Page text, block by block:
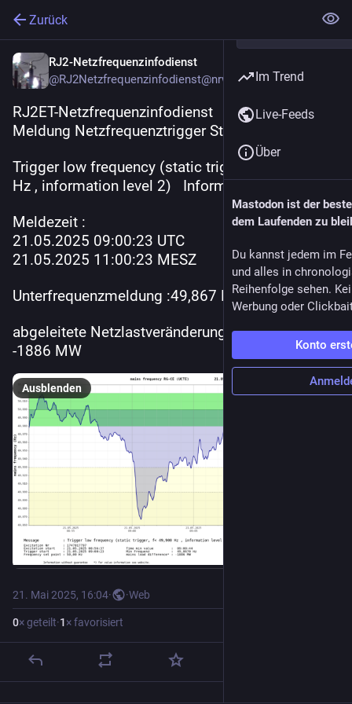
Zurück
RJ2-Netzfrequenzinfodienst
@RJ2Netzfrequenzinfodienst@nrw.social
RJ2ET-Netzfrequenzinfodienst
Meldung Netzfrequenztrigger Stufe 2
Trigger low frequency (static trigger, f< 49,900
Hz , information level 2)   Information Trigger 2
Meldezeit :
21.05.2025 09:00:23 UTC
21.05.2025 11:00:23 MESZ
Unterfrequenzmeldung :49,867 Hz
abgeleitete Netzlastveränderung :
-1886 MW
Ausblenden
21. Mai 2025, 16:04· ·Web
0× geteilt·1× favorisiert
Im Trend
Live-Feeds
Über
Mastodon ist der
dem Laufenden zu
Du kannst jedem im
und alles in
Reihenfolge sehen.
Werbung oder
Konto